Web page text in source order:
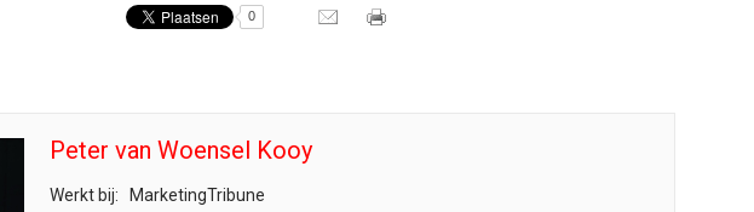
0
Peter van Woensel Kooy
Werkt bij:
MarketingTribune